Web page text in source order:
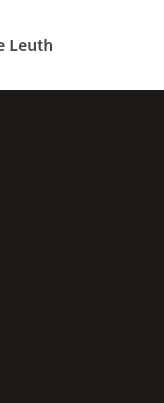
Leuth